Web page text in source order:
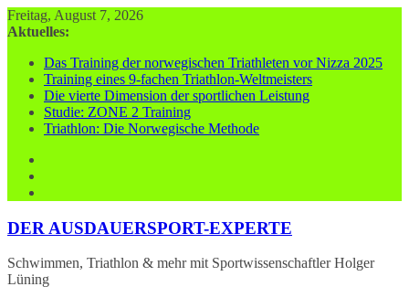
Zum
Inhalt
Freitag, August 7, 2026
Aktuelles:
Das Training der norwegischen Triathleten vor Nizza 2025
Training eines 9-fachen Triathlon-Weltmeisters
Die vierte Dimension der sportlichen Leistung
Studie: ZONE 2 Training
Triathlon: Die Norwegische Methode
DER AUSDAUERSPORT-EXPERTE
Schwimmen, Triathlon & mehr mit Sportwissenschaftler Holger
Lüning